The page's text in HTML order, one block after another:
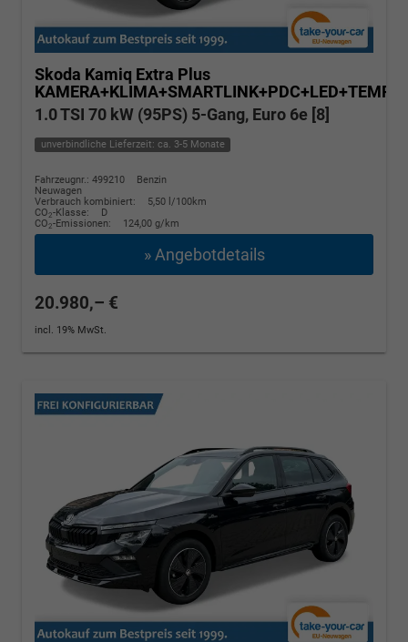
Skoda Kamiq Extra Plus
1.0 TSI 70 kW (95PS) 5-Gang, Euro 6e [8]
unverbindliche Lieferzeit: ca. 3-5 Monate
Fahrzeugnr.: 499210
Benzin
Neuwagen
Verbrauch kombiniert:
5,50 l/100km
CO2-Klasse:
D
CO2-Emissionen: 124,00 g/km
» Angebotdetails
20.980,– €
incl. 19% MwSt.